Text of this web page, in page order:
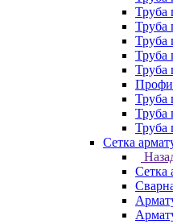
Труба
Труба
Труба
Труба
Труба
Труба
Труба
Труба
Сетка
Сетка